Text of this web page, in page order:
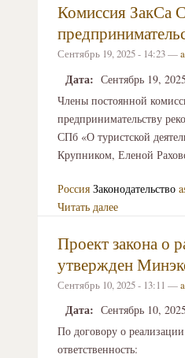
Комиссия ЗакСа
Сентябрь 19, 2025 - 14:23 —
Дата: Сентябрь 19, 2025
Члены постоянной
предпринимательству
СПб «О туристской
Крупником, Еленой
Россия Законодательство
Читать далее
Проект закона о
утвержден
Сентябрь 10, 2025 - 13:11 —
Дата: Сентябрь 10, 2025
По договору о
ответственность: